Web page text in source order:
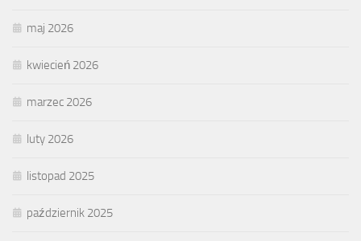
maj 2026
kwiecień 2026
marzec 2026
luty 2026
listopad 2025
październik 2025